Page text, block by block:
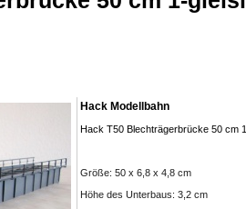
Hack Modellbahn
Hack T50 Blechträgerbrücke 50 cm
Größe: 50 x 6,8 x 4,8 cm
Höhe des Unterbaus: 3,2 cm